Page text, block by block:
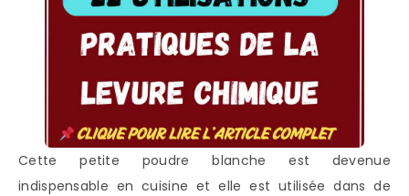
Cette petite poudre blanche est devenue
indispensable en cuisine et elle est utilisée dans de